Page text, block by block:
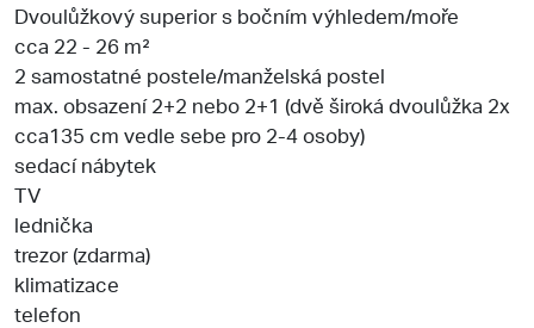
Dvoulůžkový superior s bočním výhledem/moře
cca 22 - 26 m²
2 samostatné postele/manželská postel
max. obsazení 2+2 nebo 2+1 (dvě široká dvoulůžka 2x
cca135 cm vedle sebe pro 2-4 osoby)
sedací nábytek
TV
lednička
trezor (zdarma)
klimatizace
telefon